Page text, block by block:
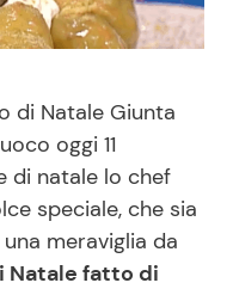
Piatti
Facili e Veloci
Feste
di Natale Giunta
oggi 11
di natale lo chef
speciale, che sia
meraviglia da
Natale fatto di